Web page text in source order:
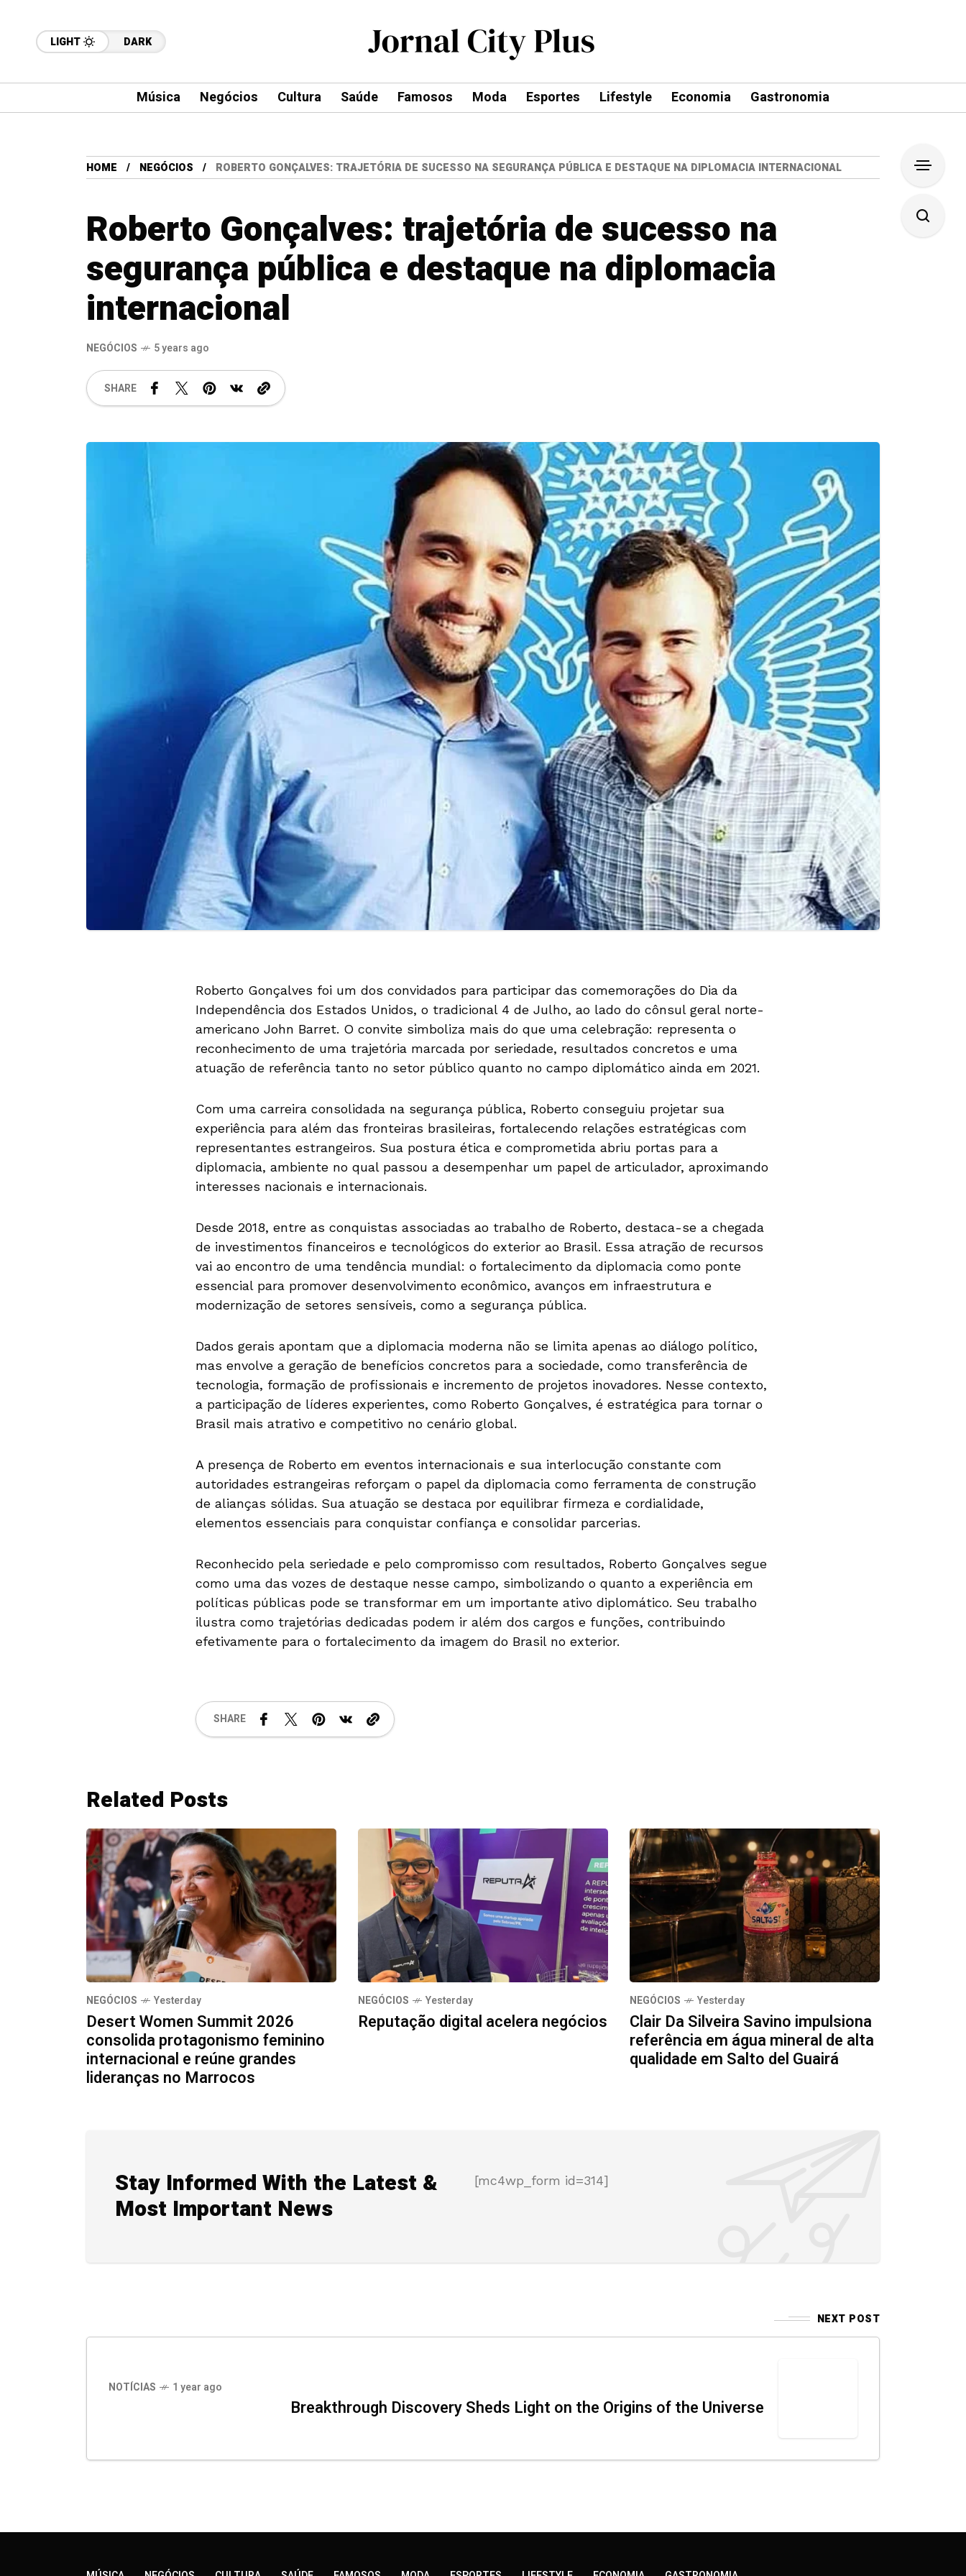
LIGHT DARK
Música Negócios Cultura Saúde Famosos Moda Esportes Lifestyle Economia Gastronomia
HOME NEGÓCIOS ROBERTO GONÇALVES: TRAJETÓRIA DE SUCESSO NA SEGURANÇA PÚBLICA E DESTAQUE NA DIPLOMACIA INTERNACIONAL
Roberto Gonçalves: trajetória de sucesso na
segurança pública e destaque na diplomacia
internacional
NEGÓCIOS 5 years ago
SHARE
Roberto Gonçalves foi um dos convidados para participar das comemorações do Dia da
Independência dos Estados Unidos, o tradicional 4 de Julho, ao lado do cônsul geral norte-
americano John Barret. O convite simboliza mais do que uma celebração: representa o
reconhecimento de uma trajetória marcada por seriedade, resultados concretos e uma
atuação de referência tanto no setor público quanto no campo diplomático ainda em 2021.
Com uma carreira consolidada na segurança pública, Roberto conseguiu projetar sua
experiência para além das fronteiras brasileiras, fortalecendo relações estratégicas com
representantes estrangeiros. Sua postura ética e comprometida abriu portas para a
diplomacia, ambiente no qual passou a desempenhar um papel de articulador, aproximando
interesses nacionais e internacionais.
Desde 2018, entre as conquistas associadas ao trabalho de Roberto, destaca-se a chegada
de investimentos financeiros e tecnológicos do exterior ao Brasil. Essa atração de recursos
vai ao encontro de uma tendência mundial: o fortalecimento da diplomacia como ponte
essencial para promover desenvolvimento econômico, avanços em infraestrutura e
modernização de setores sensíveis, como a segurança pública.
Dados gerais apontam que a diplomacia moderna não se limita apenas ao diálogo político,
mas envolve a geração de benefícios concretos para a sociedade, como transferência de
tecnologia, formação de profissionais e incremento de projetos inovadores. Nesse contexto,
a participação de líderes experientes, como Roberto Gonçalves, é estratégica para tornar o
Brasil mais atrativo e competitivo no cenário global.
A presença de Roberto em eventos internacionais e sua interlocução constante com
autoridades estrangeiras reforçam o papel da diplomacia como ferramenta de construção
de alianças sólidas. Sua atuação se destaca por equilibrar firmeza e cordialidade,
elementos essenciais para conquistar confiança e consolidar parcerias.
Reconhecido pela seriedade e pelo compromisso com resultados, Roberto Gonçalves segue
como uma das vozes de destaque nesse campo, simbolizando o quanto a experiência em
políticas públicas pode se transformar em um importante ativo diplomático. Seu trabalho
ilustra como trajetórias dedicadas podem ir além dos cargos e funções, contribuindo
efetivamente para o fortalecimento da imagem do Brasil no exterior.
SHARE
Related Posts
NEGÓCIOS Yesterday
Desert Women Summit 2026
consolida protagonismo feminino
internacional e reúne grandes
lideranças no Marrocos
NEGÓCIOS Yesterday
Reputação digital acelera negócios
NEGÓCIOS Yesterday
Clair Da Silveira Savino impulsiona
referência em água mineral de alta
qualidade em Salto del Guairá
Stay Informed With the Latest &
Most Important News
[mc4wp_form id=314]
NEXT POST
NOTÍCIAS 1 year ago
Breakthrough Discovery Sheds Light on the Origins of the Universe